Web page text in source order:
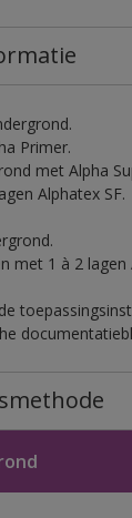
Primer.
met Alpha
Alphatex SF.
met 1 à 2 lagen